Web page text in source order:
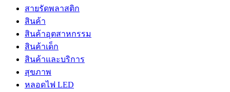
สายรัดพลาสติก
สินค้า
สินค้าอุตสาหกรรม
สินค้าเด็ก
สินค้าและบริการ
สุขภาพ
หลอดไฟ LED